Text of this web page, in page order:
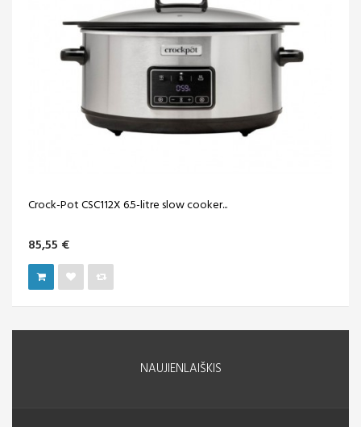
Crock-Pot CSC112X 6.5-litre slow cooker...
85,55 €
NAUJIENLAIŠKIS